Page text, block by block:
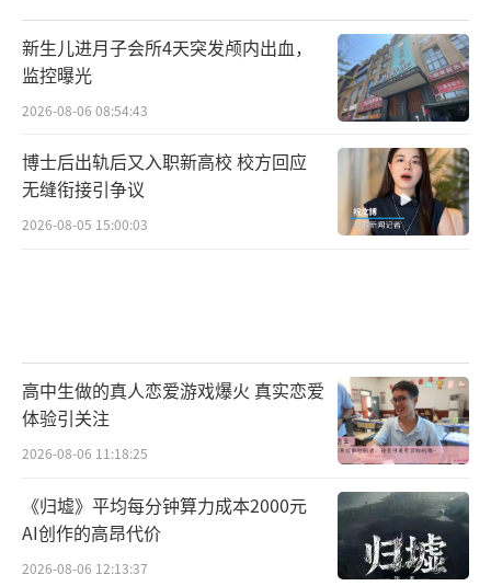
新生儿进月子会所4天突发颅内出血，
监控曝光
2026-08-06 08:54:43
博士后出轨后又入职新高校 校方回应
无缝衔接引争议
2026-08-05 15:00:03
高中生做的真人恋爱游戏爆火 真实恋爱
体验引关注
2026-08-06 11:18:25
《归墟》平均每分钟算力成本2000元
AI创作的高昂代价
2026-08-06 12:13:37